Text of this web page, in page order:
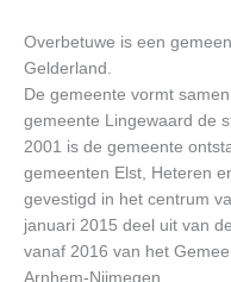
Overbetuwe is een
Gelderland.
De gemeente vormt
gemeente Lingewaard de
2001 is de gemeente
gemeenten Elst, Heteren
gevestigd in het centrum
januari 2015 deel uit van
vanaf 2016 van het
Arnhem-Nijmegen.